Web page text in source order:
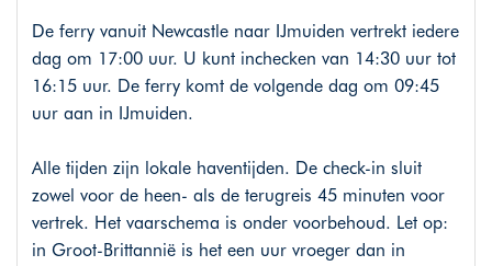
De ferry vanuit Newcastle naar IJmuiden vertrekt iedere
dag om 17:00 uur. U kunt inchecken van 14:30 uur tot
16:15 uur. De ferry komt de volgende dag om 09:45
uur aan in IJmuiden.
Alle tijden zijn lokale haventijden. De check-in sluit
zowel voor de heen- als de terugreis 45 minuten voor
vertrek. Het vaarschema is onder voorbehoud. Let op:
in Groot-Brittannië is het een uur vroeger dan in